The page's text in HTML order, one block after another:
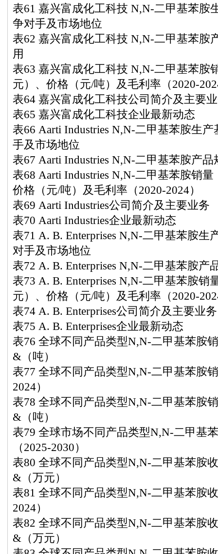
表61 嘉兴富成化工科技 N,N-二甲基苯胺
争对手及市场地位
表62 嘉兴富成化工科技 N,N-二甲基苯胺
用
表63 嘉兴富成化工科技 N,N-二甲基苯胺
元）、价格（元/吨）及毛利率（2020-
表64 嘉兴富成化工科技公司简介及主要
表65 嘉兴富成化工科技企业最新动态
表66 Aarti Industries N,N-二甲基苯胺生
手及市场地位
表67 Aarti Industries N,N-二甲基苯胺产
表68 Aarti Industries N,N-二甲基苯胺销
价格（元/吨）及毛利率（2020-2024）
表69 Aarti Industries公司简介及主要业务
表70 Aarti Industries企业最新动态
表71 A. B. Enterprises N,N-二甲基苯胺生
对手及市场地位
表72 A. B. Enterprises N,N-二甲基苯胺产
表73 A. B. Enterprises N,N-二甲基苯胺销
元）、价格（元/吨）及毛利率（2020-
表74 A. B. Enterprises公司简介及主要业务
表75 A. B. Enterprises企业最新动态
表76 全球不同产品类型N,N-二甲基苯胺
&（吨）
表77 全球不同产品类型N,N-二甲基苯胺
2024）
表78 全球不同产品类型N,N-二甲基苯胺
&（吨）
表79 全球市场不同产品类型N,N-二甲基
（2025-2030）
表80 全球不同产品类型N,N-二甲基苯胺
&（万元）
表81 全球不同产品类型N,N-二甲基苯胺
2024）
表82 全球不同产品类型N,N-二甲基苯胺
&（万元）